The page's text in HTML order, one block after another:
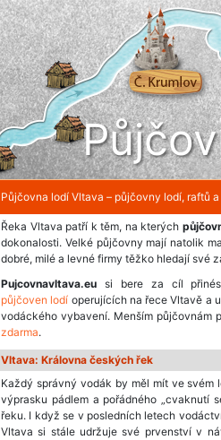
Půjčovna lodí Vltava – půjčovny lodí, raftů
Řeka Vltava patří k těm, na kterých
dokonalosti. Velké půjčovny mají natolik
dobré, milé a levné firmy těžko hledají své
Pujcovnavltava.eu si bere za cíl
půjčoven lodí operujících na řece Vltavě a
vodáckého vybavení. Menším půjčovnám
zdarma.
Vltava: Královna českých řek
Každý správný vodák by měl mít ve svém
výprasku pádlem a pořádného „cvaknutí
řeku. I když se v posledních letech
Vltava si stále udržuje své prvenství v